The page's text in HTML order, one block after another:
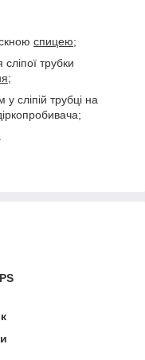
спицею;
трубки
сліпій трубці на